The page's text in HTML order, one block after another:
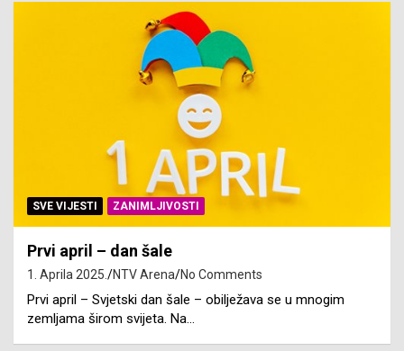
SVE VIJESTI ZANIMLJIVOSTI
Prvi april – dan šale
1. Aprila 2025. NTV Arena No Comments
Prvi april – Svjetski dan šale – obilježava se u mnogim
zemljama širom svijeta. Na…